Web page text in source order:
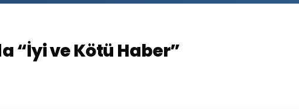
“İyi ve Kötü Haber”